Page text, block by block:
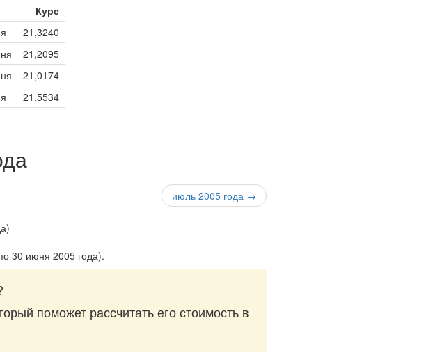
Курс
21,3240
21,2095
21,0174
21,5534
июль 2005 года →
30 июня 2005 года).
поможет рассчитать его стоимость в